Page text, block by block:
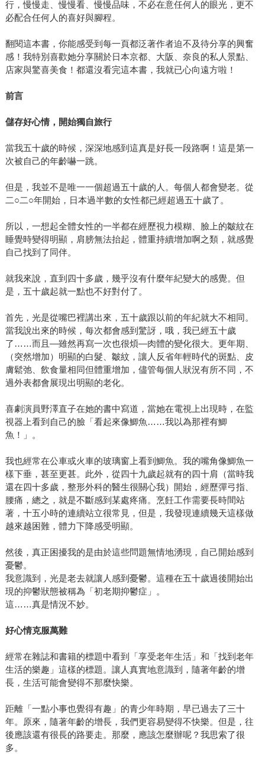
行，慢慢走、慢慢看、慢慢品味，不必在意任何人的眼光，更不
必配合任何人的喜好與腳程。
翻閱這本書，你能感受到每一頁都泛著作者迫不及待分享的興奮
感！我特別喜歡她分享關於日本京都、大阪、奈良的私人景點、
店家與驚喜美食！都還沒看完這本書，我就已心向遠方啦！
前言
儲存好心情，開始獨自旅行
當我五十歲的時候，深深地感到這真是好長一段路啊！這是第一
次被自己的年齡嚇一跳。
但是，我並不是唯一一個超過五十歲的人。每個人都會變老。從
二○二○年開始，日本過半數的女性都已經超過五十歲了。
所以，一想起全體女性的一半都在經歷視力模糊、臉上的皺紋在
睡覺時變得明顯，肩膀無法抬起，體重持續增加啊之類，就感覺
自己找到了同伴。
就我來說，直到四十多歲，幾乎沒有什麼年紀變大的感覺。但
是，五十歲起就一點也不好對付了。
首先，光是從嘴巴裡講出來，五十歲跟以前的年紀就大不相同。
當我說出來的時候，每次都會感到驚訝，哦，我已經五十歲
了……而且—雖然再寫一次也很煩—肉體的變化很大。更年期、
（突然增加）明顯的白髮、皺紋，讓人反省年輕時代的斑點、皮
膚鬆弛、飲食量相同但體重增加，儘管每個人狀況有所不同，不
過外表都會展現出明顯的老化。
喜劇演員野澤直子在她的書中寫道，當她在電視上出現時，在監
視器上看到自己的臉「看起來像鯽魚……我以為那裡有鯽
魚！」。
我也經常在公車或火車的玻璃窗上看到鯽魚。我的嘴角像鯽魚一
樣下垂，甚至更甚。此外，從四十九歲起就有的四十肩（當時我
還在四十多歲，整形外科的醫生很關心我）開始，經歷彈弓指、
腰痛，總之，就是不斷感到某處疼痛。烹飪工作需要長時間站
著，十五小時的連續站立很常見，但是，我發現連續幾天這樣做
越來越困難，體力下降感受明顯。
然後，真正困擾我的是由於這些問題無情地湧現，自己開始感到
憂鬱。
我意識到，光是老去就讓人感到憂鬱。這種在五十歲過後開始出
現的抑鬱狀態被稱為「初老期抑鬱症」。
這……真是情況不妙。
好心情克服萬難
經常在雜誌和書籍的標題中看到「享受老年生活」和「找到老年
生活的樂趣」這樣的標題。讓人真實地意識到，隨著年齡的增
長，生活可能會變得不那麼快樂。
距離「一點小事也覺得有趣」的青少年時期，早已過去了三十
年。原來，隨著年齡的增長，我們更容易變得不快樂。但是，往
後應該還有很長的路要走。那麼，應該怎麼辦呢？我思索了很
多。